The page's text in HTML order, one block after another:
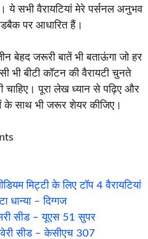
ये सभी वैरायटियां मेरे पर्सनल अनुभव
पर आधारित हैं।
बेहद जरूरी बातें भी बताऊंगा जो हर
भी बीटी कॉटन की वैरायटी चुनते
चाहिए। पूरा लेख ध्यान से पढ़िए और
के साथ भी जरूर शेयर कीजिए।
मिट्टी के लिए टॉप 4 वैरायटियां
धान्या – दिग्गज
सीड – यूएस 51 सुपर
सीड – केसीएच 307